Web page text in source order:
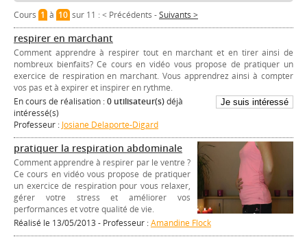
Cours 1à 10sur 11 :< Précédents -Suivants >
respirer en marchant
Comment apprendre à respirer tout en marchant et en tirer ainsi de
nombreux bienfaits? Ce cours en vidéo vous propose de pratiquer un
exercice de respiration en marchant. Vous apprendrez ainsi à compter
vos pas et à expirer et inspirer en rythme.
En cours de réalisation :0 utilisateur(s)déjà
intéressé(s)
Professeur : Josiane Delaporte-Digard
pratiquer la respiration abdominale
Comment apprendre à respirer par le ventre ?
Ce cours en vidéo vous propose de pratiquer
un exercice de respiration pour vous relaxer,
gérer votre stress et améliorer vos
performances et votre qualité de vie.
Réalisé le 13/05/2013 - Professeur :Amandine Flock